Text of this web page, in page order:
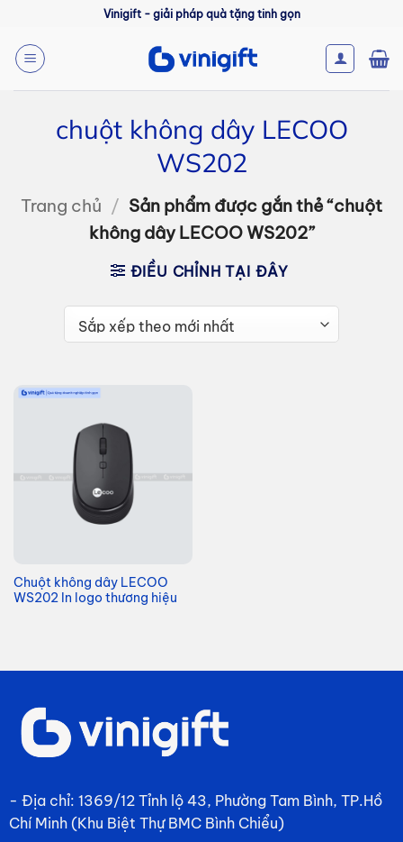
nội
dung
Vinigift - giải pháp quà tặng tinh gọn
chuột không dây LECOO
WS202
Trang chủ / Sản phẩm được gắn thẻ “chuột
không dây LECOO WS202”
ĐIỀU CHỈNH TẠI ĐÂY
Chuột không dây LECOO
WS202 In logo thương hiệu
- Địa chỉ: 1369/12 Tỉnh lộ 43, Phường Tam Bình, TP.Hồ
Chí Minh (Khu Biệt Thự BMC Bình Chiểu)